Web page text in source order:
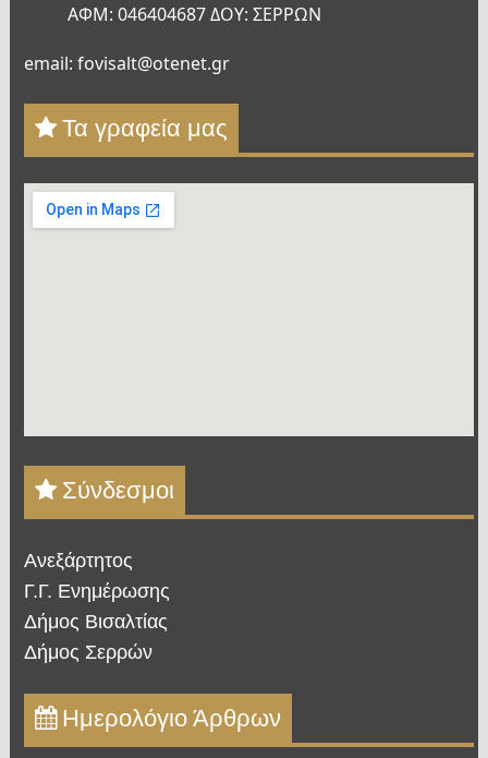
ΑΦΜ: 046404687 ΔΟΥ: ΣΕΡΡΩΝ
email: fovisalt@otenet.gr
Τα γραφεία μας
Σύνδεσμοι
Ανεξάρτητος
Γ.Γ. Ενημέρωσης
Δήμος Βισαλτίας
Δήμος Σερρών
Ημερολόγιο Άρθρων